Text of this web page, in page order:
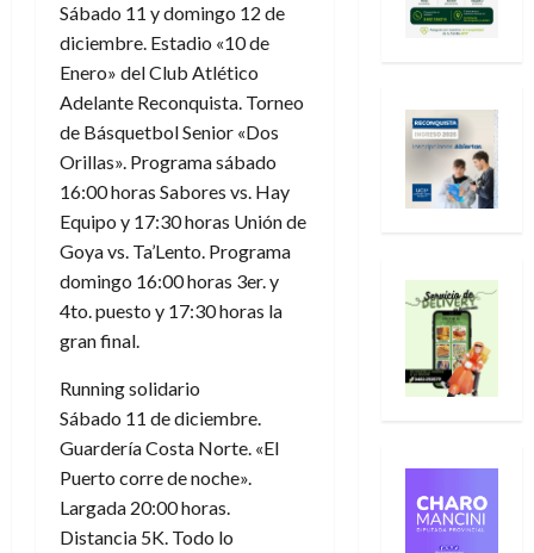
Sábado 11 y domingo 12 de
diciembre. Estadio «10 de
Enero» del Club Atlético
Adelante Reconquista. Torneo
de Básquetbol Senior «Dos
Orillas». Programa sábado
16:00 horas Sabores vs. Hay
Equipo y 17:30 horas Unión de
Goya vs. Ta’Lento. Programa
domingo 16:00 horas 3er. y
4to. puesto y 17:30 horas la
gran final.
Running solidario
Sábado 11 de diciembre.
Guardería Costa Norte. «El
Puerto corre de noche».
Largada 20:00 horas.
Distancia 5K. Todo lo